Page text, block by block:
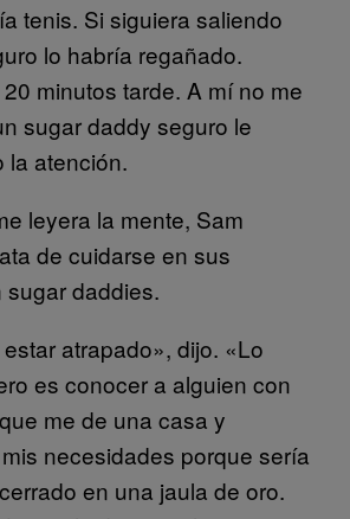
tenis. Si siguiera saliendo
lo habría regañado.
minutos tarde. A mí no me
sugar daddy seguro le
la atención.
leyera la mente, Sam
de cuidarse en sus
daddies.
atrapado», dijo. «Lo
es conocer a alguien con
me de una casa y
necesidades porque sería
en una jaula de oro.